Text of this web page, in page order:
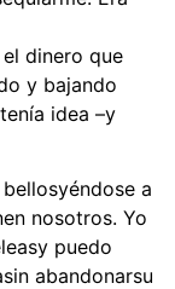
dinero que
y bajando
idea –y
a
nosotros. Yo
puedo
abandonarsu